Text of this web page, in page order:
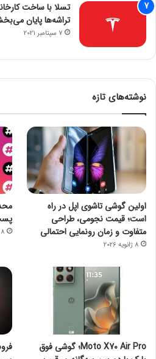
تسلا با ساخت
تراشه‌ها پایان
7 سپتامبر 2021
نوشته‌های تازه
اولین گوشی تاشوی اپل در راه
است؛ قیمت نجومی، طراحی
متفاوت و زمان رونمایی احتمالی
8 ژانویه 2026
8 ژانویه 2026
Moto X70 Air Pro؛ گوشی فوق